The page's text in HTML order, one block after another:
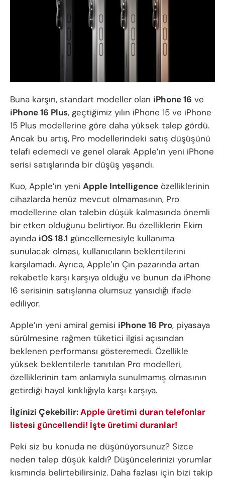
Buna karşın, standart modeller olan iPhone 16 ve
iPhone 16 Plus, geçtiğimiz yılın iPhone 15 ve iPhone
15 Plus modellerine göre daha yüksek talep gördü.
Ancak bu artış, Pro modellerindeki satış düşüşünü
telafi edemedi ve genel olarak Apple’ın yeni iPhone
serisi satışlarında bir düşüş yaşandı.
Kuo, Apple’ın yeni Apple Intelligence özelliklerinin
cihazlarda henüz mevcut olmamasının, Pro
modellerine olan talebin düşük kalmasında önemli
bir etken olduğunu belirtiyor. Bu özelliklerin Ekim
ayında iOS 18.1 güncellemesiyle kullanıma
sunulacak olması, kullanıcıların beklentilerini
karşılamadı. Ayrıca, Apple’ın Çin pazarında artan
rekabetle karşı karşıya olduğu ve bunun da iPhone
16 serisinin satışlarına olumsuz yansıdığı ifade
ediliyor.
Apple’ın yeni amiral gemisi iPhone 16 Pro, piyasaya
sürülmesine rağmen tüketici ilgisi açısından
beklenen performansı gösteremedi. Özellikle
yüksek beklentilerle tanıtılan Pro modelleri,
özelliklerinin tam anlamıyla sunulmamış olmasının
getirdiği hayal kırıklığıyla karşı karşıya.
İlginizi Çekebilir:Apple üretimi duran telefonlar
listesi güncellendi! İşte üretimi duranlar!
Peki siz bu konuda ne düşünüyorsunuz? Sizce
neden talep düşük kaldı? Düşüncelerinizi yorumlar
kısmında belirtebilirsiniz. Daha fazlası için bizi takip